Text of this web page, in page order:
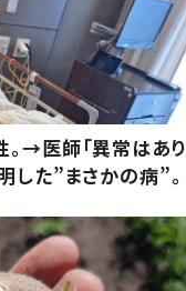
→医師「異常はあり
した”まさかの病”。